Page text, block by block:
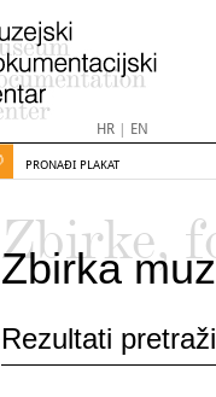
HR| EN
PRONAĐI PLAKAT
Zbirke,
Zbirka
Rezultati